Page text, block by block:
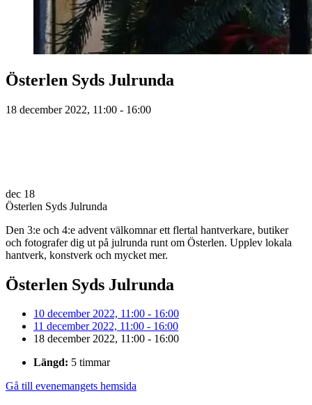
Österlen Syds Julrunda
18 december 2022, 11:00 - 16:00
dec 18
Österlen Syds Julrunda
Den 3:e och 4:e advent välkomnar ett flertal hantverkare, butiker
och fotografer dig ut på julrunda runt om Österlen. Upplev lokala
hantverk, konstverk och mycket mer.
Österlen Syds Julrunda
10 december 2022, 11:00 - 16:00
11 december 2022, 11:00 - 16:00
18 december 2022, 11:00 - 16:00
Längd: 5 timmar
Gå till evenemangets hemsida